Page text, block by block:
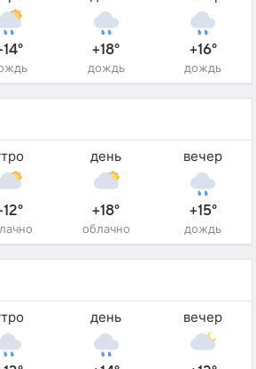
+18°
дождь
+16°
дождь
день
+18°
облачно
вечер
+15°
дождь
день вечер